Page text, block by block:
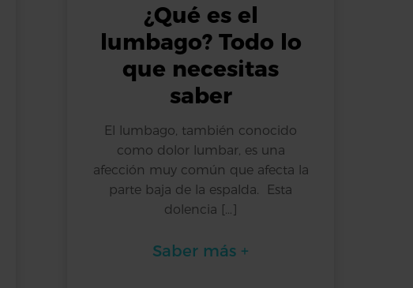
¿Qué es el
lumbago? Todo lo
que necesitas
saber
El lumbago, también conocido
como dolor lumbar, es una
afección muy común que afecta la
parte baja de la espalda. Esta
dolencia […]
Saber más +